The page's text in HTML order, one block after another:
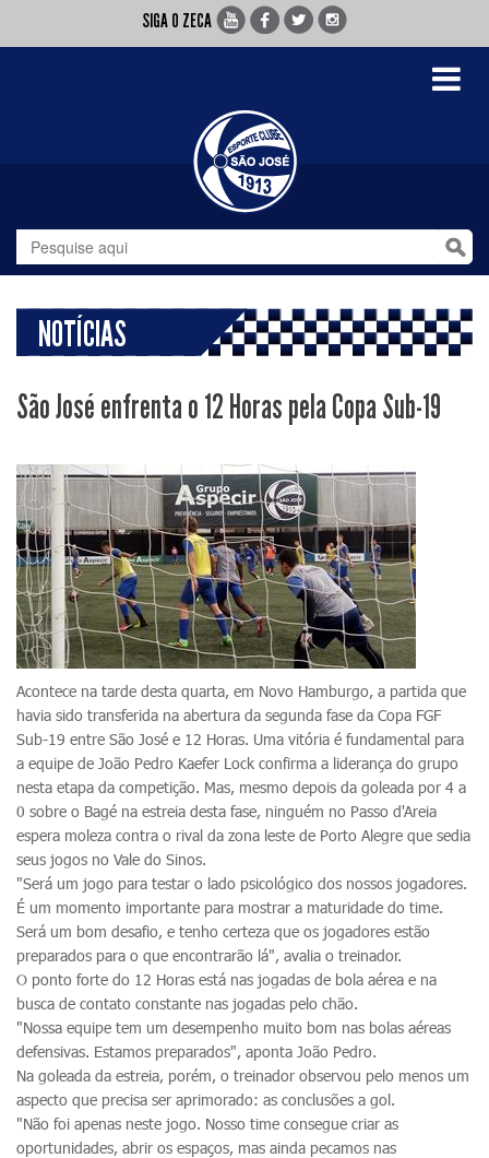
SIGA O ZECA
Toggle
NOTÍCIAS
São José enfrenta o 12 Horas pela Copa Sub-19
Acontece na tarde desta quarta, em Novo Hamburgo, a partida que
havia sido transferida na abertura da segunda fase da Copa FGF
Sub-19 entre São José e 12 Horas. Uma vitória é fundamental para
a equipe de João Pedro Kaefer Lock confirma a liderança do grupo
nesta etapa da competição. Mas, mesmo depois da goleada por 4 a
0 sobre o Bagé na estreia desta fase, ninguém no Passo d'Areia
espera moleza contra o rival da zona leste de Porto Alegre que sedia
seus jogos no Vale do Sinos.
"Será um jogo para testar o lado psicológico dos nossos jogadores.
É um momento importante para mostrar a maturidade do time.
Será um bom desafio, e tenho certeza que os jogadores estão
preparados para o que encontrarão lá", avalia o treinador.
O ponto forte do 12 Horas está nas jogadas de bola aérea e na
busca de contato constante nas jogadas pelo chão.
"Nossa equipe tem um desempenho muito bom nas bolas aéreas
defensivas. Estamos preparados", aponta João Pedro.
Na goleada da estreia, porém, o treinador observou pelo menos um
aspecto que precisa ser aprimorado: as conclusões a gol.
"Não foi apenas neste jogo. Nosso time consegue criar as
oportunidades, abrir os espaços, mas ainda pecamos nas